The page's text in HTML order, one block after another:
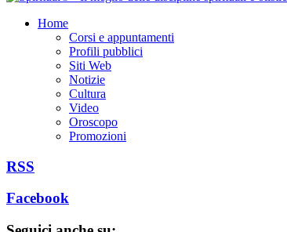
Home
Corsi e appuntamenti
Profili pubblici
Siti Web
Notizie
Cultura
Video
Oroscopo
Promozioni
RSS
Facebook